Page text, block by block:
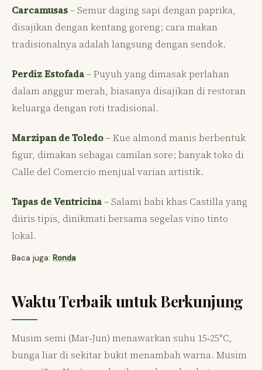
Carcamusas– Semur daging sapi dengan paprika,
disajikan dengan kentang goreng; cara makan
tradisionalnya adalah langsung dengan sendok.
Perdiz Estofada– Puyuh yang dimasak perlahan
dalam anggur merah, biasanya disajikan di restoran
keluarga dengan roti tradisional.
Marzipan de Toledo– Kue almond manis berbentuk
figur, dimakan sebagai camilan sore; banyak toko di
Calle del Comercio menjual varian artistik.
Tapas de Ventricina– Salami babi khas Castilla yang
diiris tipis, dinikmati bersama segelas vino tinto
lokal.
Baca juga: Ronda
Waktu Terbaik untuk Berkunjung
Musim semi (Mar‑Jun) menawarkan suhu 15‑25°C,
bunga liar di sekitar bukit menambah warna. Musim